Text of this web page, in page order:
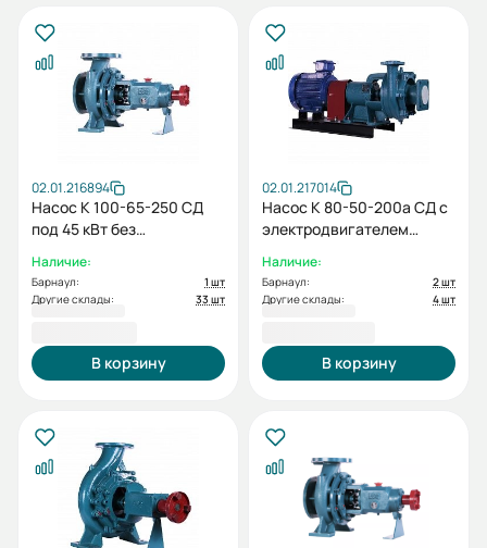
02.01.216894
Насос К 100-65-250 СД
под 45 кВт без
рамы
Наличие:
Барнаул:
1 шт
Другие склады:
33 шт
В корзину
02.01.217014
Насос К 80-50-200а СД с
электродвигателем
Наличие:
Барнаул:
2 шт
Другие склады:
4 шт
В корзину